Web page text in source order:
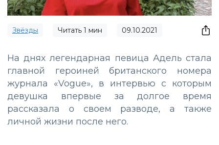
Звёзды Читать 1 мин 09.10.2021
На днях легендарная певица Адель стала
главной героиней британского номера
журнала «Vogue», в интервью с которым
девушка впервые за долгое время
рассказала о своем разводе, а также
личной жизни после него.